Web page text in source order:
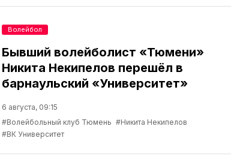
Бывший волейболист «Тюмени»
Никита Некипелов перешёл в
барнаульский «Университет»
6 августа, 09:15
#Волейбольный клуб Тюмень #Никита Некипелов
#ВК Университет
Волейбол